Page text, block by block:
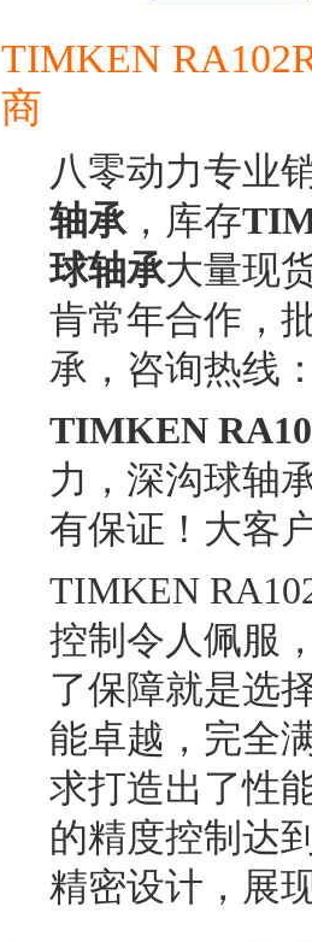
TIMKEN
商
八零动力专业
轴承，库存
球轴承大量现
肯常年合作，
承，咨询热线
TIMKEN
力，深沟球轴
有保证！大客
TIMKEN
控制令人佩服
了保障就是选
能卓越，完全
求打造出了性
的精度控制达
精密设计，展